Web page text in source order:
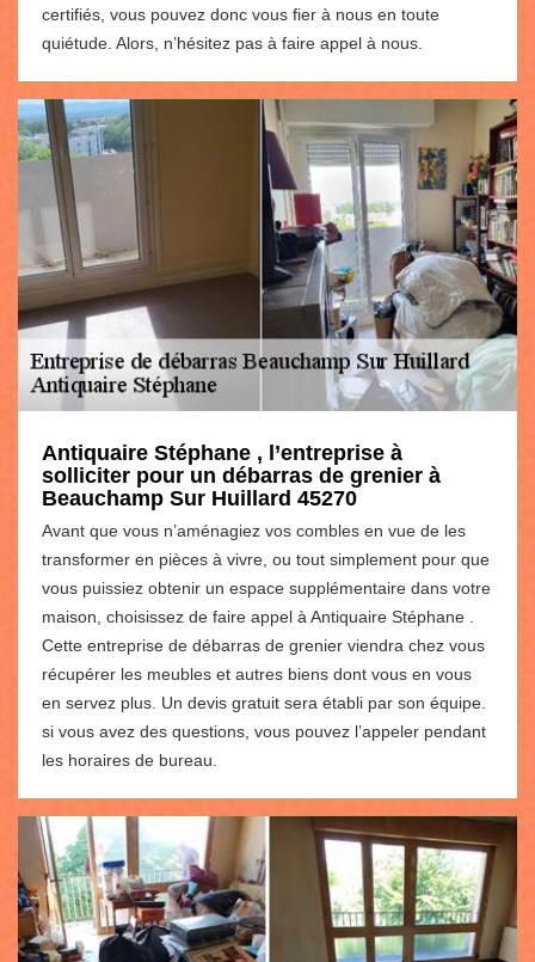
certifiés, vous pouvez donc vous fier à nous en toute
quiétude. Alors, n’hésitez pas à faire appel à nous.
Antiquaire Stéphane , l’entreprise à
solliciter pour un débarras de grenier à
Beauchamp Sur Huillard 45270
Avant que vous n’aménagiez vos combles en vue de les
transformer en pièces à vivre, ou tout simplement pour que
vous puissiez obtenir un espace supplémentaire dans votre
maison, choisissez de faire appel à Antiquaire Stéphane .
Cette entreprise de débarras de grenier viendra chez vous
récupérer les meubles et autres biens dont vous en vous
en servez plus. Un devis gratuit sera établi par son équipe.
si vous avez des questions, vous pouvez l’appeler pendant
les horaires de bureau.